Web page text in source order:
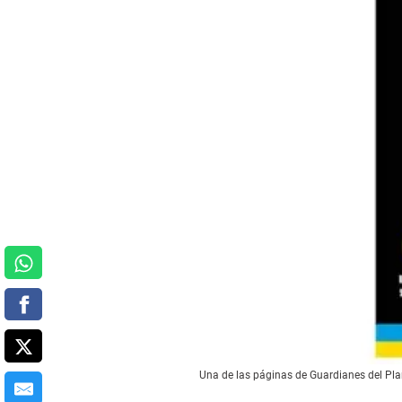
Una de las páginas de Guardianes del